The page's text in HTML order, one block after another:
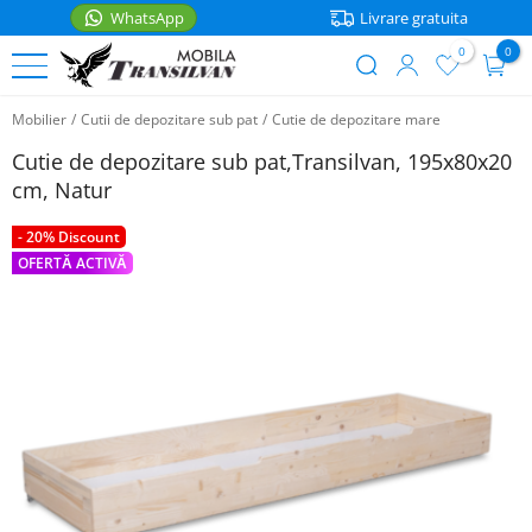
la
conținutul
principal
WhatsApp Livrare gratuita
account
menu
0 0
Mobilier / Cutii de depozitare sub pat / Cutie de depozitare mare
Cutie de depozitare sub pat,Transilvan, 195x80x20
cm, Natur
- 20% Discount
OFERTĂ ACTIVĂ
PATURI
Paturi
de
o
persoana
Paturi
pentru
copii
MOBILIER
Noptiere
Coltare
bucatarie
Cutii
ACCESORII
Lenjerii
Articole